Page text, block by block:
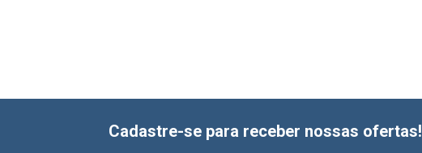
Cadastre-se para receber nossas ofertas!